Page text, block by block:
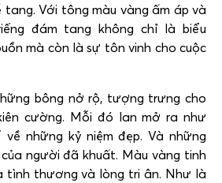
tang. Với tông màu vàng ấm áp và
đám tang không chỉ là biểu
mà còn là sự tôn vinh cho cuộc
bông nở rộ, tượng trưng cho
cường. Mỗi đó lan mở ra như
về những kỷ niệm đẹp. Và những
người đã khuất. Màu vàng tinh
tình thương và lòng tri ân. Như là